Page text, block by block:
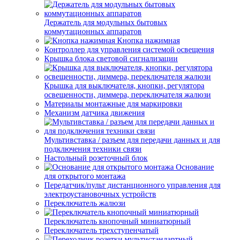
Держатель для модульных бытовых
коммутационных аппаратов
Кнопка нажимная
Контроллер для управления системой освещения
Крышка блока световой сигнализации
Крышка для выключателя, кнопки, регулятора
освещенности, диммера, переключателя жалюзи
Материалы монтажные для маркировки
Механизм датчика движения
Мультивставка / разъем для передачи данных и для
подключения техники связи
Настольный розеточный блок
Основание
для открытого монтажа
Передатчик/пульт дистанционного управления для
электроустановочных устройств
Переключатель жалюзи
Переключатель кнопочный миниатюрный
Переключатель трехступенчатый